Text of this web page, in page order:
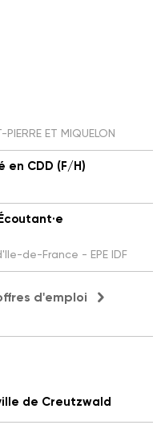
ET MIQUELON
en CDD (F/H)
de-France - EPE IDF
d'emploi
de Creutzwald